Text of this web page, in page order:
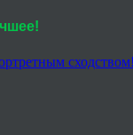
сходством!